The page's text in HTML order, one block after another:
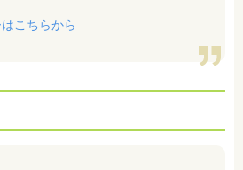
こちらから